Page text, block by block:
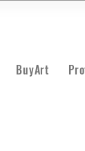
BuyArt